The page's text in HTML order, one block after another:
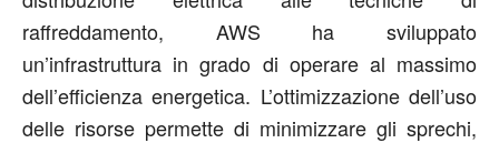
raffreddamento, AWS ha sviluppato
un’infrastruttura in grado di operare al massimo
dell’efficienza energetica. L’ottimizzazione dell’uso
delle risorse permette di minimizzare gli sprechi,